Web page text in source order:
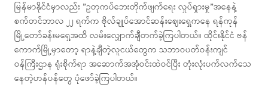
မြန်မာနိုင်ငံမှာလည်း ”ဥတုကပ်ဘေးတိုက်ဖျက်ရေး လှုပ်ရှားမှု”အနေနဲ့
စက်တင်ဘာလ ၂၂ ရက်က ဗိုလ်ချုပ်အောင်ဆန်းဈေးရှေ့ကနေ ရန်ကုန်
မြို့တော်ခန်းမရှေ့အထိ လမ်းလျှောက်ချီတက်ခဲ့ကြပါတယ်။ ထိုင်းနိုင်ငံ ဗန်
ကောက်မြို့မှာတော့ ရာနဲ့ချီတဲ့လူငယ်တွေက သဘာဝပတ်ဝန်းကျင်
ဝန်ကြီးဌာန ရုံးစိုက်ရာ အဆောက်အအုံဝင်းထဲဝင်ပြီး တုံးလုံးပက်လက်သေ
နေတဲ့ဟန်ပန်တွေ ပုံဖော်ခဲ့ကြပါတယ်။